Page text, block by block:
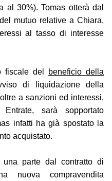
al 30%). Tomas otterà dal
mutuo relative a Chiara,
al tasso di interesse
fiscale del
beneficio della
di liquidazione della
a sanzioni ed interessi,
sarà sopportato
infatti ha già spostato la
acquistato.
parte dal contratto di
nuova compravendita